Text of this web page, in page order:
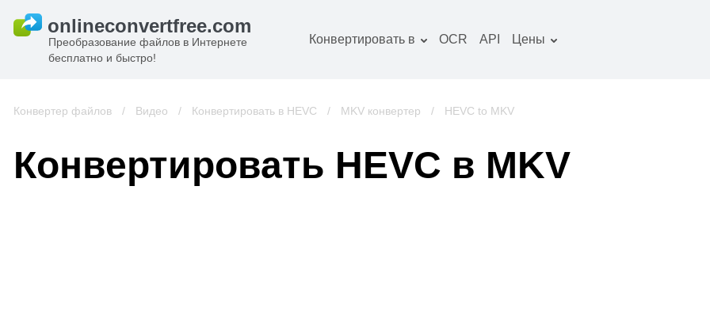
Преобразование файлов в Интернете
бесплатно и быстро!
Конвертировать в
конвертер
Книги конвертер
OCR API Цены
Конвертер файлов / Видео / Конвертировать в HEVC / MKV конвертер / HEVC to MKV
Конвертировать HEVC в MKV